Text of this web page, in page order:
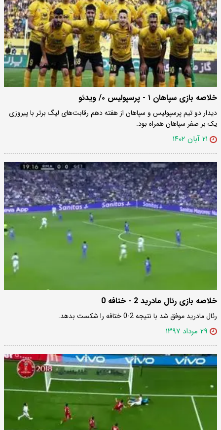
خلاصه بازی سپاهان ۱ - پرسپولیس ۰/ ویدئو
دیدار دو تیم پرسپولیس و سپاهان از هفته دهم رقابت‌های لیگ برتر با پیروزی
یک بر صفر سپاهان همراه بود.
۲۱ آبان ۱۴۰۲
خلاصه بازی رئال مادرید 2 - ختافه 0
رئال مادرید موفق شد با نتیجه 2-0 ختافه را شکست بدهد.
۲۹ مرداد ۱۳۹۷